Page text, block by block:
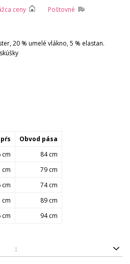
ceny
Poštovné
20 % umelé vlákno, 5 % elastan.
Obvod pása
cm
84 cm
cm
79 cm
cm
74 cm
cm
89 cm
cm 94 cm
: